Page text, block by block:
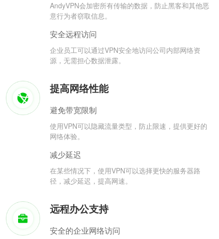
AndyVPN会加密所有传输的数据，防止黑客和其他恶
意行为者窃取信息。
安全远程访问
企业员工可以通过VPN安全地访问公司内部网络资
源，无需担心数据泄露。
提高网络性能
避免带宽限制
使用VPN可以隐藏流量类型，防止限速，提供更好的
网络体验。
减少延迟
在某些情况下，使用VPN可以选择更快的服务器路
径，减少延迟，提高网速。
远程办公支持
安全的企业网络访问